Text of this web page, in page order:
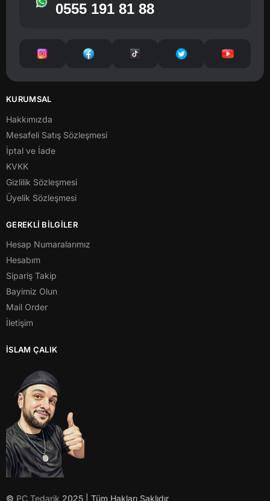
0555 191 81 88
KURUMSAL
Hakkımızda
Mesafeli Satış Sözleşmesi
İptal ve İade
KVKK
Gizlilik Sözleşmesi
Üyelik Sözleşmesi
GEREKLİ BİLGİLER
Hesap Numaralarımız
Hesabım
Sipariş Takip
Bayimiz Olun
Mail Order
İletişim
İSLAM ÇALIK
© PC Tedarik 2025 | Tüm Hakları Saklıdır